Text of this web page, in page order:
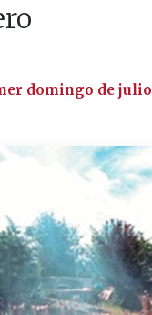
domingo de julio